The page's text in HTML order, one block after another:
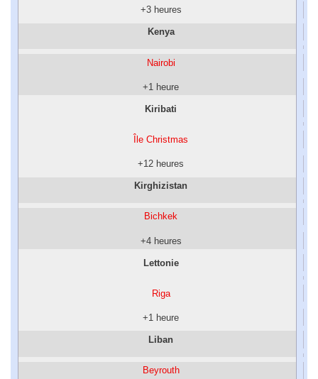
+3 heures
Kenya
Nairobi
+1 heure
Kiribati
Île Christmas
+12 heures
Kirghizistan
Bichkek
+4 heures
Lettonie
Riga
+1 heure
Liban
Beyrouth